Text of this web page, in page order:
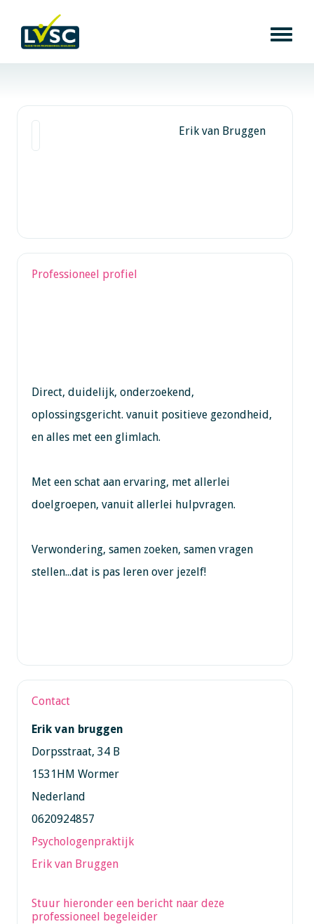
Erik van Bruggen
Professioneel profiel
Direct, duidelijk, onderzoekend,
oplossingsgericht. vanuit positieve gezondheid,
en alles met een glimlach.
Met een schat aan ervaring, met allerlei
doelgroepen, vanuit allerlei hulpvragen.
Verwondering, samen zoeken, samen vragen
stellen...dat is pas leren over jezelf!
Contact
Erik van bruggen
Dorpsstraat, 34 B
1531HM Wormer
Nederland
0620924857
Psychologenpraktijk
Erik van Bruggen
Stuur hieronder een bericht naar deze
professioneel begeleider